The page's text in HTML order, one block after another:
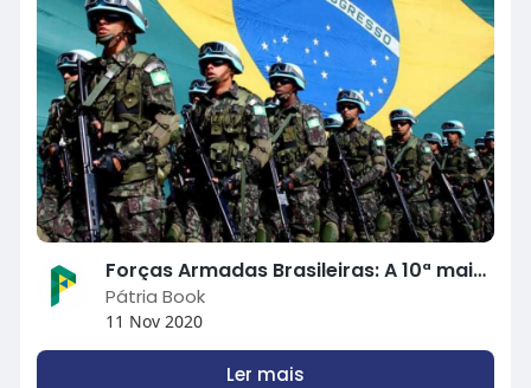
Forças Armadas Brasileiras: A 10ª mais poderosa do planeta
Pátria Book
11 Nov 2020
Ler mais